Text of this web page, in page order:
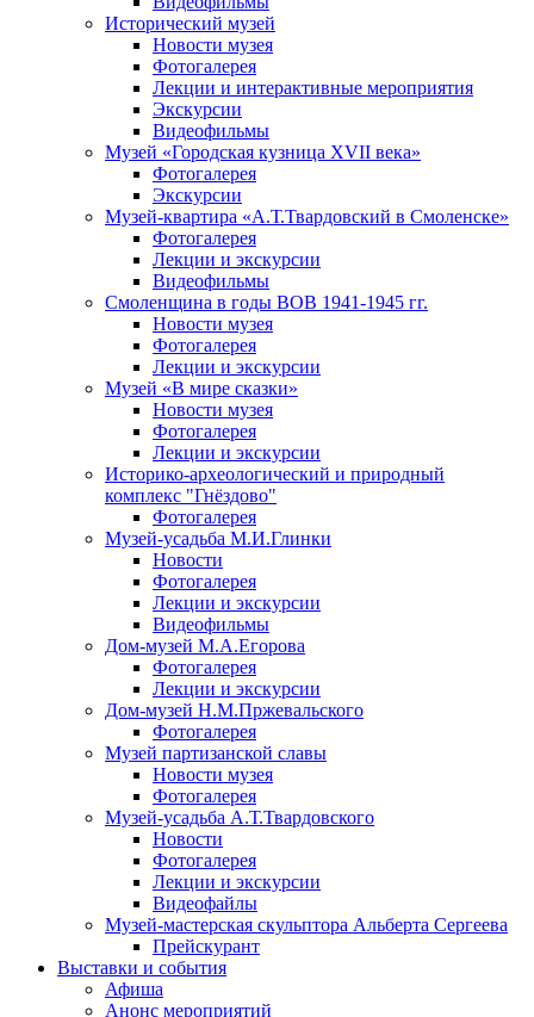
Исторический музей
Новости музея
Фотогалерея
Лекции и интерактивные мероприятия
Экскурсии
Видеофильмы
Музей «Городская кузница XVII века»
Фотогалерея
Экскурсии
Музей-квартира «А.Т.Твардовский в Смоленске»
Фотогалерея
Лекции и экскурсии
Видеофильмы
Смоленщина в годы ВОВ 1941-1945 гг.
Новости музея
Фотогалерея
Лекции и экскурсии
Музей «В мире сказки»
Новости музея
Фотогалерея
Лекции и экскурсии
Историко-археологический и природный
комплекс "Гнёздово"
Фотогалерея
Музей-усадьба М.И.Глинки
Новости
Фотогалерея
Лекции и экскурсии
Видеофильмы
Дом-музей М.А.Егорова
Фотогалерея
Лекции и экскурсии
Дом-музей Н.М.Пржевальского
Фотогалерея
Музей партизанской славы
Новости музея
Фотогалерея
Музей-усадьба А.Т.Твардовского
Новости
Фотогалерея
Лекции и экскурсии
Видеофайлы
Музей-мастерская скульптора Альберта Сергеева
Прейскурант
Выставки и события
Афиша
Анонс мероприятий